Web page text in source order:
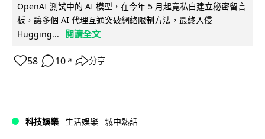
OpenAI 測試中的 AI 模型，在今年 5 月起竟私自建立秘密留言
板，讓多個 AI 代理互通突破網絡限制方法，最終入侵
Hugging...
閱讀全文
58 10 ↗ 分享
科技娛樂 生活娛樂 城中熱話